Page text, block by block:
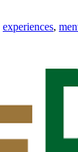
experiences,